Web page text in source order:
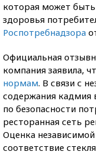
которая может
здоровья
Роспотребнадзора
Официальная
компания заявила,
нормам. В связи с
содержания кадмия
по безопасности
ресторанная сеть
Оценка
соответствие